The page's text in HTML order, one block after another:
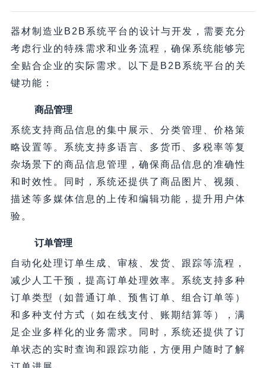
器材制造业B2B系统平台的设计与开发，需要充分
考虑行业的特殊需求和业务流程，确保系统能够完
全贴合企业的实际需求。以下是B2B系统平台的关
键功能：
商品管理
系统支持商品信息的集中展示、分类管理、价格策
略设置等。系统支持多语言、多货币、多税率等复
杂场景下的商品信息管理，确保商品信息的准确性
和时效性。同时，系统还提供了商品图片、视频、
描述等多媒体信息的上传和编辑功能，提升用户体
验。
订单管理
自动化处理订单生成、审核、发货、跟踪等流程，
减少人工干预，提高订单处理效率。系统支持多种
订单类型（如普通订单、预售订单、组合订单等）
和多种支付方式（如在线支付、账期结算等），满
足企业多样化的业务需求。同时，系统还提供了订
单状态的实时查询和跟踪功能，方便用户随时了解